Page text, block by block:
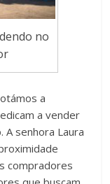
no
a
a vender
A senhora Laura
compradores